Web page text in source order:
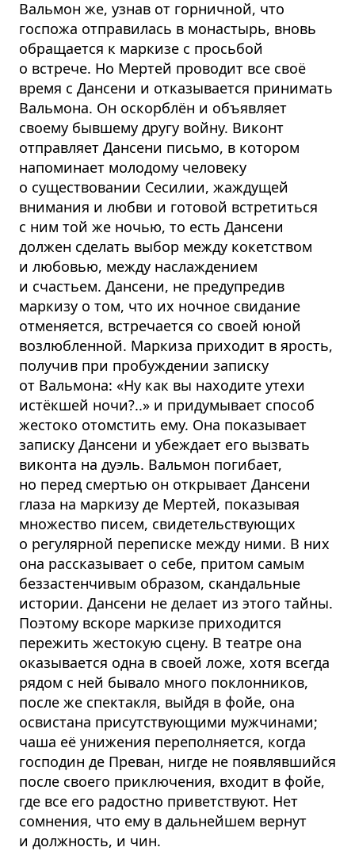
Вальмон же, узнав от горничной, что
госпожа отправилась в монастырь, вновь
обращается к маркизе с просьбой
о встрече. Но Мертей проводит все своё
время с Дансени и отказывается принимать
Вальмона. Он оскорблён и объявляет
своему бывшему другу войну. Виконт
отправляет Дансени письмо, в котором
напоминает молодому человеку
о существовании Сесилии, жаждущей
внимания и любви и готовой встретиться
с ним той же ночью, то есть Дансени
должен сделать выбор между кокетством
и любовью, между наслаждением
и счастьем. Дансени, не предупредив
маркизу о том, что их ночное свидание
отменяется, встречается со своей юной
возлюбленной. Маркиза приходит в ярость,
получив при пробуждении записку
от Вальмона: «Ну как вы находите утехи
истёкшей ночи?..» и придумывает способ
жестоко отомстить ему. Она показывает
записку Дансени и убеждает его вызвать
виконта на дуэль. Вальмон погибает,
но перед смертью он открывает Дансени
глаза на маркизу де Мертей, показывая
множество писем, свидетельствующих
о регулярной переписке между ними. В них
она рассказывает о себе, притом самым
беззастенчивым образом, скандальные
истории. Дансени не делает из этого тайны.
Поэтому вскоре маркизе приходится
пережить жестокую сцену. В театре она
оказывается одна в своей ложе, хотя всегда
рядом с ней бывало много поклонников,
после же спектакля, выйдя в фойе, она
освистана присутствующими мужчинами;
чаша её унижения переполняется, когда
господин де Преван, нигде не появлявшийся
после своего приключения, входит в фойе,
где все его радостно приветствуют. Нет
сомнения, что ему в дальнейшем вернут
и должность, и чин.